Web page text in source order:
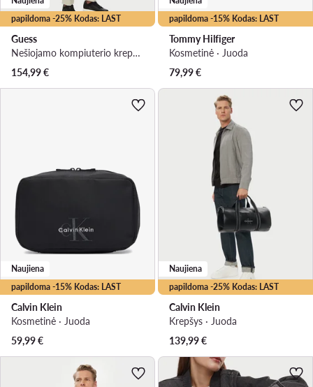
papildoma -25% Kodas: LAST
Guess
Nešiojamo kompiuterio krepšys · Juoda
154,99€
papildoma -15% Kodas: LAST
Tommy Hilfiger
Kosmetinė · Juoda
79,99€
papildoma -15% Kodas: LAST
Naujiena
Calvin Klein
Kosmetinė · Juoda
59,99€
papildoma -25% Kodas: LAST
Naujiena
Calvin Klein
Krepšys · Juoda
139,99€